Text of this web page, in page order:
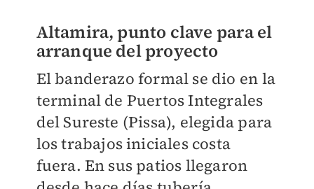
Altamira, punto clave para el
arranque del proyecto
El banderazo formal se dio en la
terminal de Puertos Integrales
del Sureste (Pissa), elegida para
los trabajos iniciales costa
fuera. En sus patios llegaron